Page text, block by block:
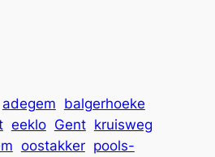
adegem balgerhoeke
eeklo Gent kruisweg
oostakker pools-